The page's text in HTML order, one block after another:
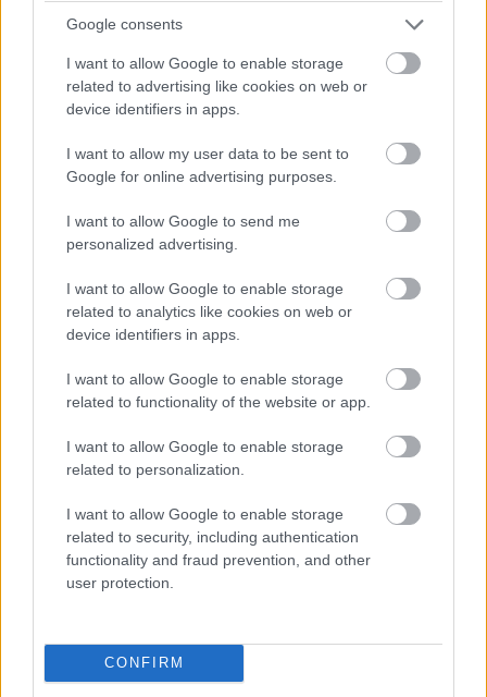
Google consents
I want to allow Google to enable storage
related to advertising like cookies on web or
device identifiers in apps.
I want to allow my user data to be sent to
Google for online advertising purposes.
I want to allow Google to send me
personalized advertising.
I want to allow Google to enable storage
related to analytics like cookies on web or
device identifiers in apps.
I want to allow Google to enable storage
related to functionality of the website or app.
I want to allow Google to enable storage
related to personalization.
I want to allow Google to enable storage
related to security, including authentication
functionality and fraud prevention, and other
user protection.
CONFIRM
Nincs magyarázat. Csak szükségem van rájuk.
13. Amikor egy lány végül
eldönti, mi a baja:
14. Amikor volt egy nem fogadott
hívásod, és visszahívod
később, és nem veszi fel: